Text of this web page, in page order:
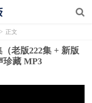
> 正文
老版222集 + 新版
珍藏 MP3